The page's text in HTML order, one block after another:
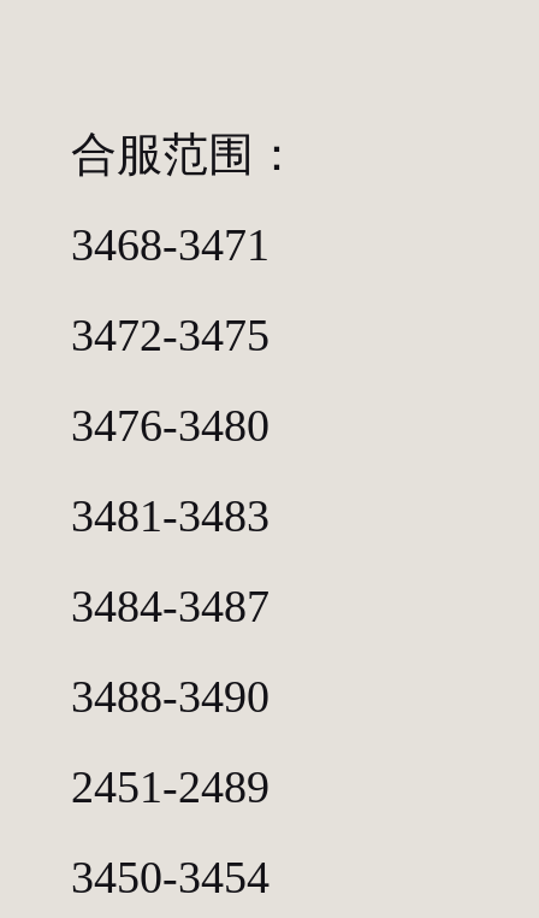
合服范围：
3468-3471
3472-3475
3476-3480
3481-3483
3484-3487
3488-3490
2451-2489
3450-3454